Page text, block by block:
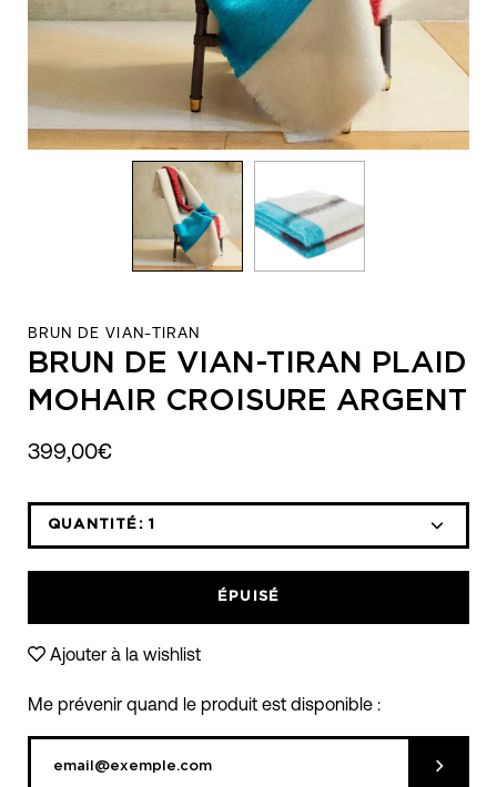
BRUN DE VIAN-TIRAN
BRUN DE VIAN-TIRAN PLAID
MOHAIR CROISURE ARGENT
399,00€
QUANTITÉ: 1
ÉPUISÉ
Ajouter à la wishlist
Me prévenir quand le produit est disponible :